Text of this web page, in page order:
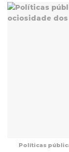
Políticas